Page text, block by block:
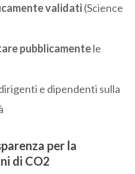
validati(Science
pubblicamentele
e dipendenti sulla
per la
di CO2